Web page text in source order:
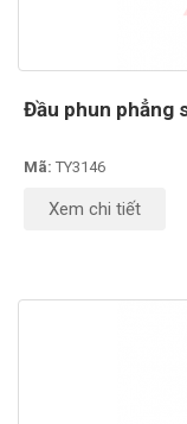
Đầu phun phẳng
Mã: TY3146
Xem chi tiết